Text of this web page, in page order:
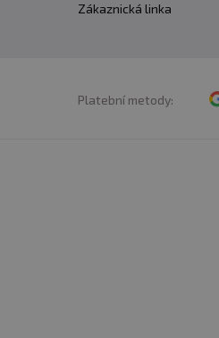
Zákaznická linka
Platební metody: